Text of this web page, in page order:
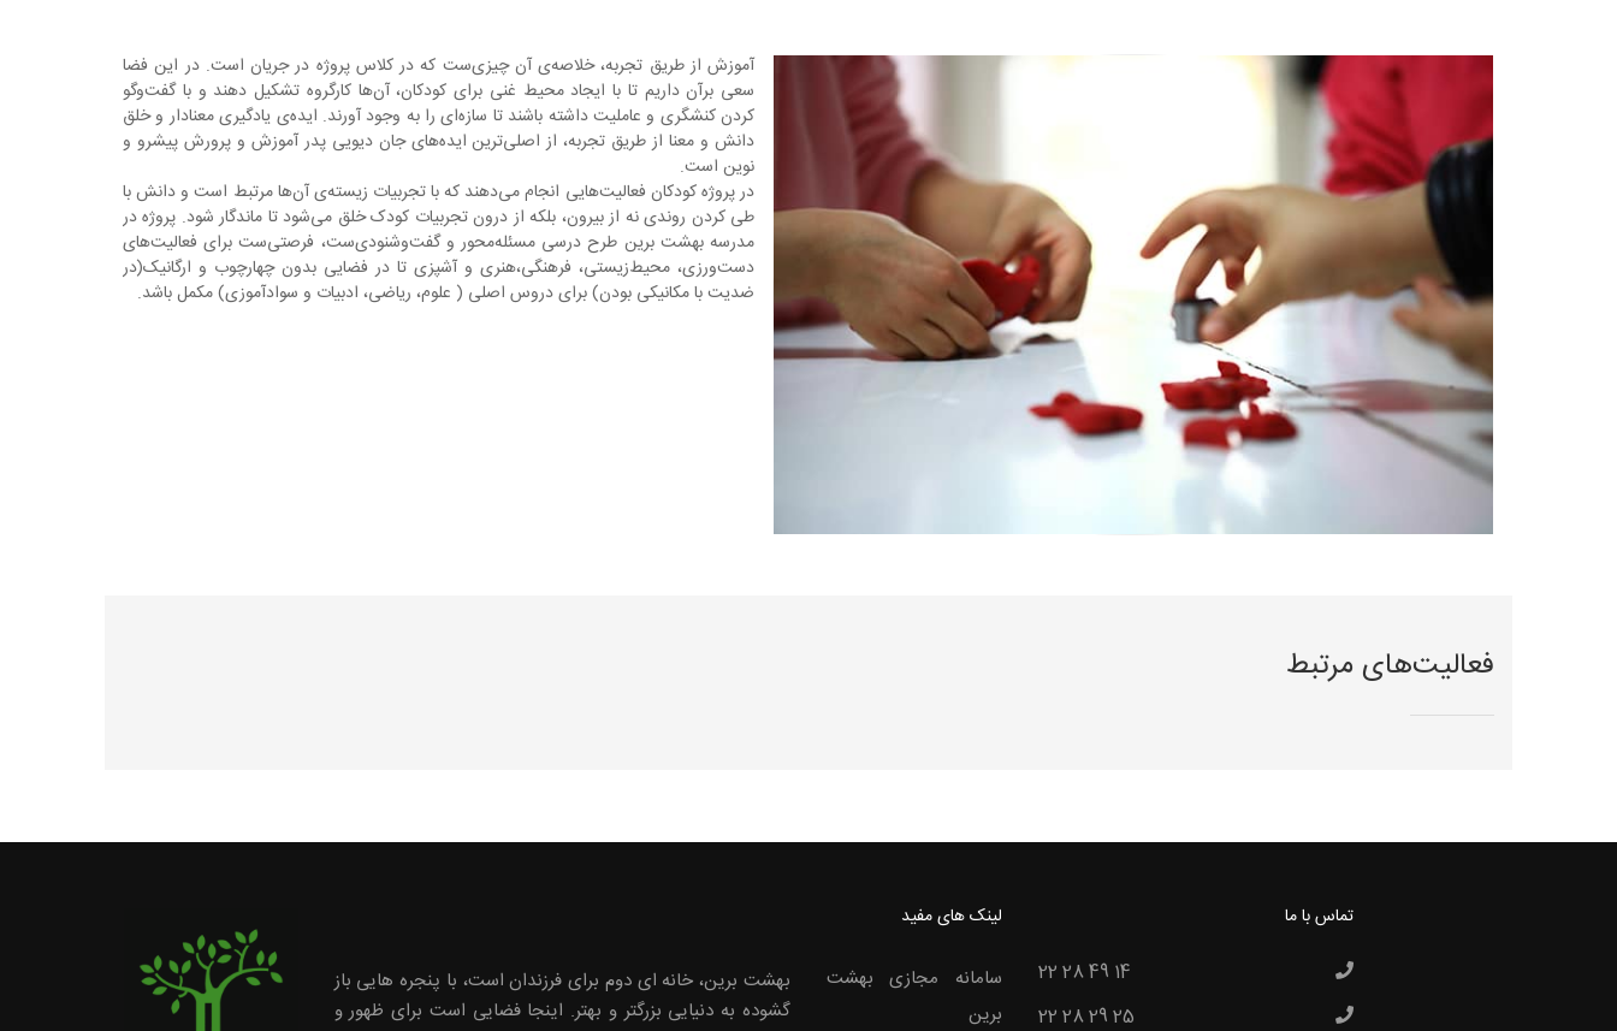
آموزش از طریق تجربه، خلاصه‌ی آن چیزی‌ست که در کلاس پروژه در جریان است. در این فضا
سعی برآن داریم تا با ایجاد محیط غنی برای کودکان، آن‌ها کارگروه تشکیل دهند و با گفت‌وگو
کردن کنشگری و عاملیت داشته باشند تا سازه‌ای را به وجود آورند. ایده‌ی یادگیری معنادار و خلق
دانش و معنا از طریق تجربه، از اصلی‌ترین ایده‌های جان دیویی پدر آموزش و پرورش پیشرو و
نوین است.
در پروژه کودکان فعالیت‌هایی انجام می‌دهند که با تجربیات زیسته‌ی آن‌ها مرتبط است و دانش با
طی کردن روندی نه از بیرون، بلکه از درون تجربیات کودک خلق می‌شود تا ماندگار شود. پروژه در
مدرسه‌ بهشت برین طرح درسی مسئله‌محور و گفت‌وشنودی‌ست، فرصتی‌ست برای فعالیت‌های
دست‌ورزی، محیط‌زیستی، فرهنگی،هنری و آشپزی تا در فضایی بدون چهارچوب و ارگانیک(در
ضدیت با مکانیکی بودن) برای دروس اصلی ( علوم، ریاضی، ادبیات و سوادآموزی) مکمل باشد.
فعالیت‌های مرتبط
بهشت برین، خانه ای دوم برای فرزندان است، با پنجره هایی باز
گشوده به دنیایی بزرگتر و بهتر. اینجا فضایی است برای ظهور و
لینک های مفید
سامانه مجازی بهشت
برین
تماس با ما
22 28 49 14
22 28 29 25